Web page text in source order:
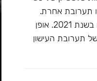
תערובת אחרת.
זוכה ""התערובת הטובה ביותר ללא טבק"" בפרסי ג'ון קליאנו בשנת 2021. אופן
תערובת העישון